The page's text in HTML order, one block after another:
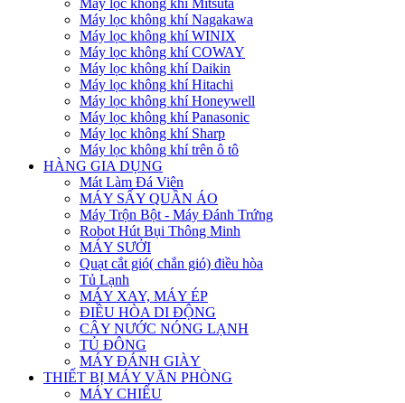
Máy lọc không khí Mitsuta
Máy lọc không khí Nagakawa
Máy lọc không khí WINIX
Máy lọc không khí COWAY
Máy lọc không khí Daikin
Máy lọc không khí Hitachi
Máy lọc không khí Honeywell
Máy lọc không khí Panasonic
Máy lọc không khí Sharp
Máy lọc không khí trên ô tô
HÀNG GIA DỤNG
Mát Làm Đá Viên
MÁY SẤY QUẦN ÁO
Máy Trộn Bột - Máy Đánh Trứng
Robot Hút Bụi Thông Minh
MÁY SƯỞI
Quạt cắt gió( chắn gió) điều hòa
Tủ Lạnh
MÁY XAY, MÁY ÉP
ĐIỀU HÒA DI ĐỘNG
CÂY NƯỚC NÓNG LẠNH
TỦ ĐÔNG
MÁY ĐÁNH GIÀY
THIẾT BỊ MÁY VĂN PHÒNG
MÁY CHIẾU